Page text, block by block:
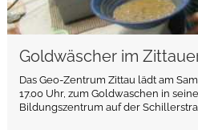
Goldwäscher im
Das Geo-Zentrum Zittau lädt am
17.00 Uhr, zum Goldwaschen in
Bildungszentrum auf der